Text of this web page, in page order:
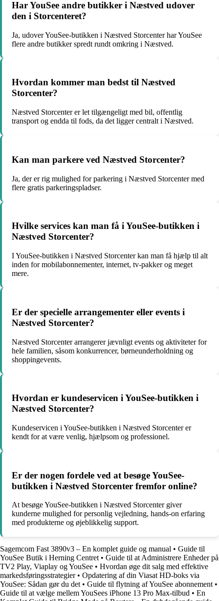
Har YouSee andre butikker i Næstved udover
den i Storcenteret?
Ja, udover YouSee-butikken i Næstved Storcenter har YouSee
flere andre butikker spredt rundt omkring i Næstved.
Hvordan kommer man bedst til Næstved
Storcenter?
Næstved Storcenter er let tilgængeligt med bil, offentlig
transport og endda til fods, da det ligger centralt i Næstved.
Kan man parkere ved Næstved Storcenter?
Ja, der er rig mulighed for parkering i Næstved Storcenter med
flere gratis parkeringspladser.
Hvilke services kan man få i YouSee-butikken i
Næstved Storcenter?
I YouSee-butikken i Næstved Storcenter kan man få hjælp til alt
inden for mobilabonnementer, internet, tv-pakker og meget
mere.
Er der specielle arrangementer eller events i
Næstved Storcenter?
Næstved Storcenter arrangerer jævnligt events og aktiviteter for
hele familien, såsom konkurrencer, børneunderholdning og
shoppingevents.
Hvordan er kundeservicen i YouSee-butikken i
Næstved Storcenter?
Kundeservicen i YouSee-butikken i Næstved Storcenter er
kendt for at være venlig, hjælpsom og professionel.
Er der nogen fordele ved at besøge YouSee-
butikken i Næstved Storcenter fremfor online?
At besøge YouSee-butikken i Næstved Storcenter giver
kunderne mulighed for personlig vejledning, hands-on erfaring
med produkterne og øjeblikkelig support.
Sagemcom Fast 3890v3 – En komplet guide og manual • Guide til
YouSee Butik i Herning Centret • Guide til at Administrere Enheder på
TV2 Play, Viaplay og YouSee • Hvordan øge dit salg med effektive
markedsføringsstrategier• Opdatering af din Viasat HD-boks via
YouSee: Sådan gør du det • Guide til flytning af YouSee abonnement •
Guide til at vælge mellem YouSees iPhone 13 Pro Max-tilbud • En